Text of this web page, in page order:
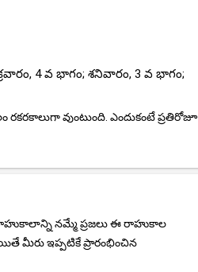
4 వ భాగం; శనివారం, 3 వ భాగం;
వుంటుంది. ఎందుకంటే ప్రతిరోజూ
నమ్మే ప్రజలు ఈ రాహుకాల
మీరు ఇప్పటికే ప్రారంభించిన